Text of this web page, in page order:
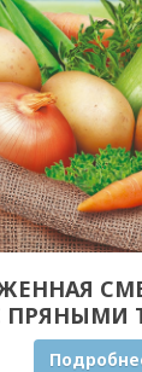
ПРЯНЫМИ
ОПТОМ